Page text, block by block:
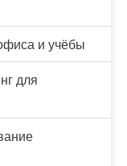
и учёбы
для